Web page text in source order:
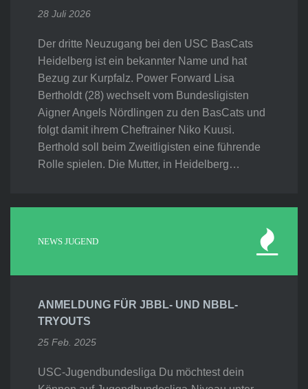
28 Juli 2026
Der dritte Neuzugang bei den USC BasCats
Heidelberg ist ein bekannter Name und hat
Bezug zur Kurpfalz. Power Forward Lisa
Bertholdt (28) wechselt vom Bundesligisten
Aigner Angels Nördlingen zu den BasCats und
folgt damit ihrem Cheftrainer Niko Kuusi.
Berthold soll beim Zweitligisten eine führende
Rolle spielen. Die Mutter, in Heidelberg…
NEWS JUGEND
ANMELDUNG FÜR JBBL- UND NBBL-
TRYOUTS
25 Feb. 2025
USC-Jugendbundesliga Du möchtest dein